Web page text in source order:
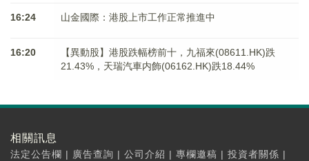
16:24 山金國際：港股上市工作正常推進中
16:20
【異動股】港股跌幅榜前十，九福來(08611.HK)跌
21.43%，天瑞汽車内飾(06162.HK)跌18.44%
相關訊息
法定公告欄 | 廣告查詢 | 公司介紹 | 專欄邀稿 | 投資者關係 |